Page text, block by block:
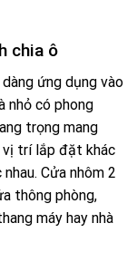
chia ô
ứng dụng vào
nhỏ có phong
trọng mang
vị trí lắp đặt khác
Cửa nhôm 2
thông phòng,
máy hay nhà